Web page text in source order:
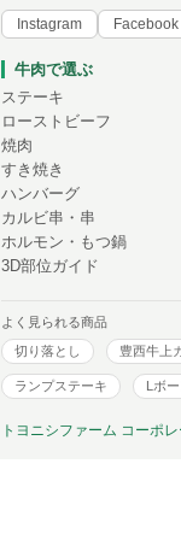
Instagram Facebook
牛肉で選ぶ
ステーキ
ローストビーフ
焼肉
すき焼き
ハンバーグ
カルビ串・串
ホルモン・もつ鍋
3D部位ガイド
よく見られる商品
切り落とし
豊西牛上
ランプステーキ Lボ
トヨニシファーム コーポ